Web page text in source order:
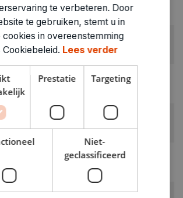
te verbeteren. Door
te gebruiken, stemt u in
cookies in overeenstemming
Cookiebeleid. Lees verder
Prestatie Targeting
Niet-
geclassificeerd